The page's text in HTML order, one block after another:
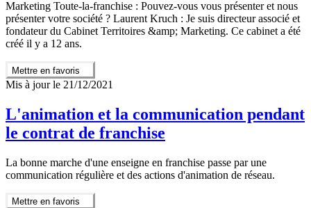
Marketing Toute-la-franchise : Pouvez-vous vous présenter et nous
présenter votre société ? Laurent Kruch : Je suis directeur associé et
fondateur du Cabinet Territoires &amp; Marketing. Ce cabinet a été
créé il y a 12 ans.
Mettre en favoris
Mis à jour le 21/12/2021
L'animation et la communication pendant
le contrat de franchise
La bonne marche d'une enseigne en franchise passe par une
communication régulière et des actions d'animation de réseau.
Mettre en favoris